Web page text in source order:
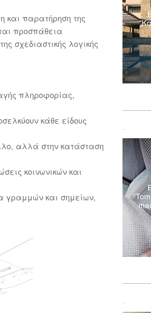
και παρατήρηση της
προσπάθεια
σχεδιαστικής λογικής
πληροφορίας,
κάθε είδους
αλλά στην κατάσταση
κοινωνικών και
και σημείων,
.